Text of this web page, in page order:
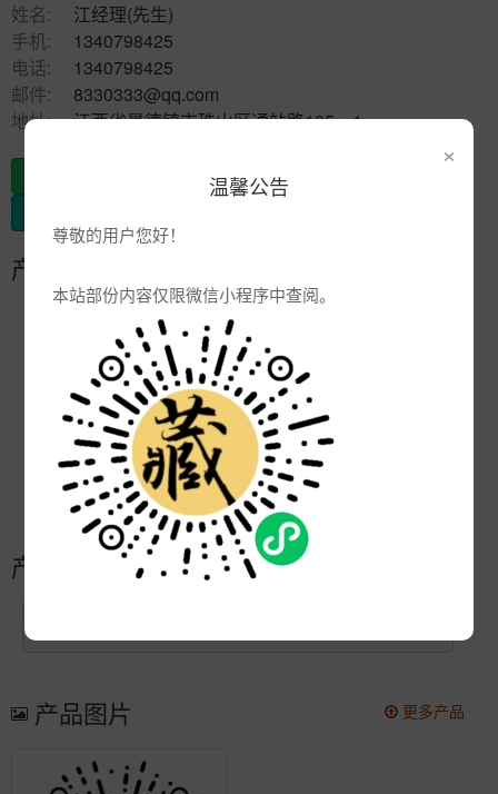
×
温馨公告
尊敬的用户您好！
本站部份内容仅限微信小程序中查阅。
姓名:
江经理(先生)
手机:
1340798425
电话:
1340798425
邮件:
8330333@qq.com
地址:
江西省景德镇市珠山区通站路105—1
发布供应
产品参数
产地:
景德镇
次数:
9364
厂商:
景德镇大瓷汇瓷业有限公司
更新:
2021-10-18 15:13:19
产品简介
更多产品
产品图片